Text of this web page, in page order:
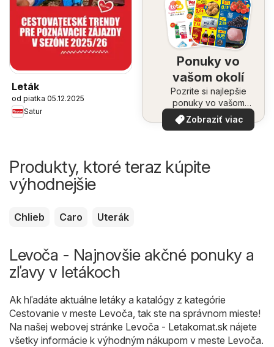
Leták
od piatka 05.12.2025
Satur
Ponuky vo
vašom okolí
Pozrite si najlepšie
ponuky vo vašom
okolí
Zobraziť viac
Produkty, ktoré teraz kúpite
výhodnejšie
Chlieb Caro Uterák
Levoča - Najnovšie akčné ponuky a
zľavy v letákoch
Ak hľadáte aktuálne letáky a katalógy z kategórie
Cestovanie v meste Levoča, tak ste na správnom mieste!
Na našej webovej stránke Levoča - Letakomat.sk nájete
všetky informácie k výhodným nákupom v meste Levoča.